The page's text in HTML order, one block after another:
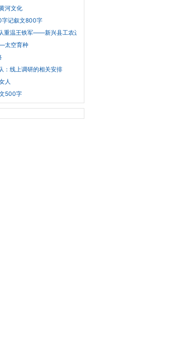
河文化
字记叙文800字
重温王铁军——新兴县工农运动领导人
太空育种
：线上调研的相关安排
人
500字